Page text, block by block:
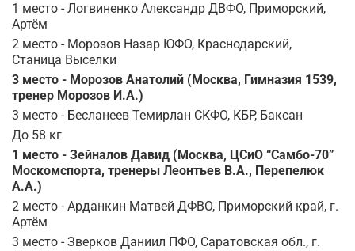
1 место - Логвиненко Александр ДВФО, Приморский,
Артём
2 место - Морозов Назар ЮФО, Краснодарский,
Станица Выселки
3 место - Морозов Анатолий (Москва, Гимназия 1539,
тренер Морозов И.А.)
3 место - Бесланеев Темирлан СКФО, КБР, Баксан
До 58 кг
1 место - Зейналов Давид (Москва, ЦСиО “Самбо-70”
Москомспорта, тренеры Леонтьев В.А., Перепелюк
А.А.)
2 место - Арданкин Матвей ДФВО, Приморский край, г.
Артём
3 место - Зверков Даниил ПФО, Саратовская обл., г.